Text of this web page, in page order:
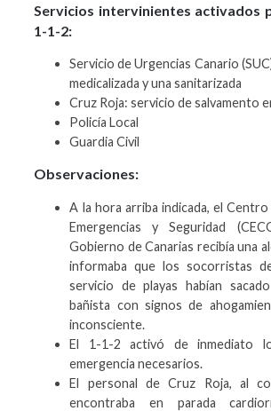
Servicios intervinientes activados
1-1-2:
Servicio de Urgencias Canario
medicalizada y una sanitarizada
Cruz Roja: servicio de salvamento
Policía Local
Guardia Civil
Observaciones:
A la hora arriba indicada, el
Emergencias y Seguridad
Gobierno de Canarias recibía una
informaba que los socorristas
servicio de playas habían
bañista con signos de
inconsciente.
El 1-1-2 activó de inmediato
emergencia necesarios.
El personal de Cruz Roja, al
encontraba en parada